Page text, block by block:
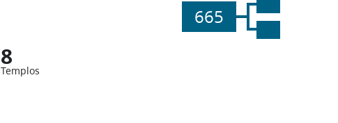
665
8
Templos